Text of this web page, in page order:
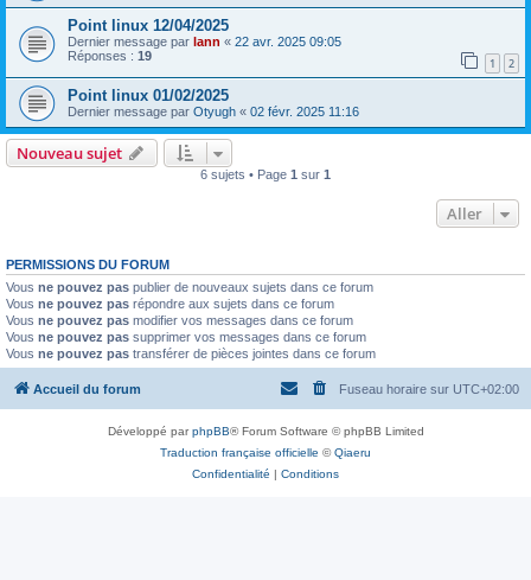
Point linux 12/04/2025
Dernier message par lann « 22 avr. 2025 09:05
Réponses : 19 1 2
Point linux 01/02/2025
Dernier message par Otyugh « 02 févr. 2025 11:16
Nouveau sujet
6 sujets • Page 1 sur 1
Aller
PERMISSIONS DU FORUM
Vous ne pouvez pas publier de nouveaux sujets dans ce forum
Vous ne pouvez pas répondre aux sujets dans ce forum
Vous ne pouvez pas modifier vos messages dans ce forum
Vous ne pouvez pas supprimer vos messages dans ce forum
Vous ne pouvez pas transférer de pièces jointes dans ce forum
Accueil du forum Fuseau horaire sur UTC+02:00
Développé parphpBB® Forum Software © phpBB Limited
Traduction française officielle ©Qiaeru
Confidentialité | Conditions